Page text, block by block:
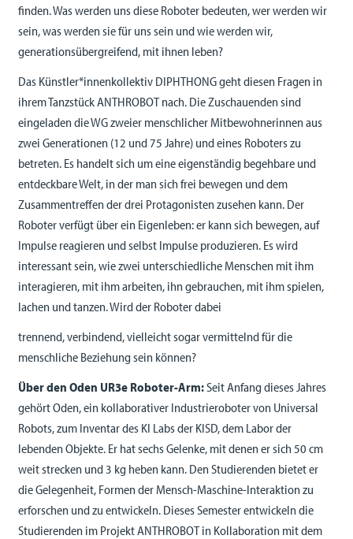
finden. Was werden uns diese Roboter bedeuten, wer werden wir
sein, was werdensie für uns sein und wie werden wir,
generationsübergreifend, mit ihnen leben?
Das Künstler*innenkollektiv DIPHTHONG geht diesen Fragen in
ihrem Tanzstück ANTHROBOT nach. Die Zuschauenden sind
eingeladen die WG zweier menschlicher Mitbewohnerinnen aus
zwei Generationen (12 und 75 Jahre) und eines Roboters zu
betreten. Es handelt sich um eine eigenständig begehbare und
entdeckbare Welt, in der man sich frei bewegen und dem
Zusammentreffen der drei Protagonisten zusehen kann. Der
Roboter verfügt über ein Eigenleben: er kann sich bewegen, auf
Impulse reagieren und selbst Impulse produzieren. Es wird
interessant sein, wie zwei unterschiedliche Menschen mit ihm
interagieren, mit ihm arbeiten, ihn gebrauchen, mit ihm spielen,
lachen und tanzen. Wird der Roboter dabei
trennend, verbindend, vielleicht sogar vermittelnd für die
menschliche Beziehung sein können?
Über den Oden UR3e Roboter-Arm:Seit Anfang dieses Jahres
gehört Oden, ein kollaborativer Industrieroboter von Universal
Robots, zum Inventar des KI Labs der KISD, dem Labor der
lebenden Objekte. Er hat sechs Gelenke, mit denen er sich 50 cm
weit strecken und 3 kg heben kann. Den Studierenden bietet er
die Gelegenheit, Formen der Mensch-Maschine-Interaktion zu
erforschen und zu entwickeln. Dieses Semester entwickeln die
Studierenden im Projekt ANTHROBOT in Kollaboration mit dem